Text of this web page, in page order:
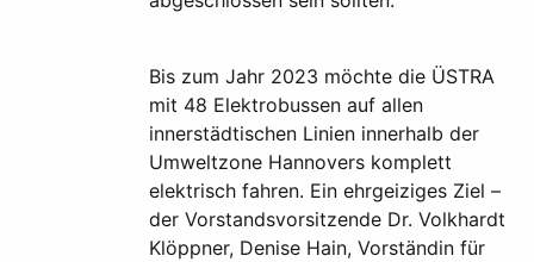
Bis zum Jahr 2023 möchte die ÜSTRA
mit 48 Elektrobussen auf allen
innerstädtischen Linien innerhalb der
Umweltzone Hannovers komplett
elektrisch fahren. Ein ehrgeiziges Ziel –
der Vorstandsvorsitzende Dr. Volkhardt
Klöppner, Denise Hain, Vorständin für